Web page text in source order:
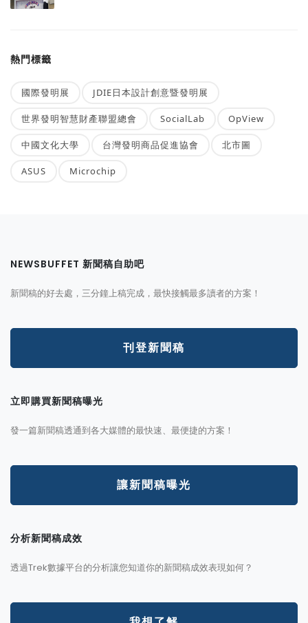
熱門標籤
國際發明展 JDIE日本設計創意暨發明展
世界發明智慧財產聯盟總會 SocialLab OpView
中國文化大學 台灣發明商品促進協會 北市圖
ASUS Microchip
NEWSBUFFET 新聞稿自助吧
新聞稿的好去處，三分鐘上稿完成，最快接觸最多讀者的方案！
刊登新聞稿
立即購買新聞稿曝光
發一篇新聞稿透通到各大媒體的最快速、最便捷的方案！
讓新聞稿曝光
分析新聞稿成效
透過Trek數據平台的分析讓您知道你的新聞稿成效表現如何？